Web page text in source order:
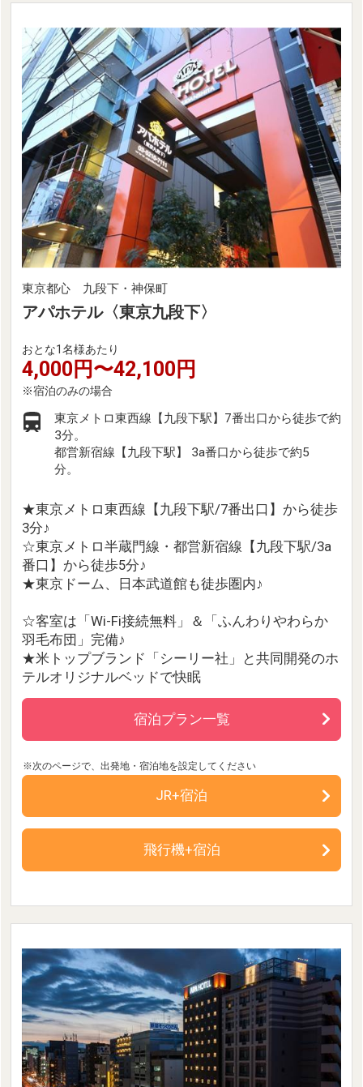
東京都心 九段下・神保町
アパホテル〈東京九段下〉
おとな1名様あたり
4,000円〜42,100円
東京メトロ東西線【九段下駅】7番出口から徒歩で約
3分。
都営新宿線【九段下駅】 3a番口から徒歩で約5
分。
★東京メトロ東西線【九段下駅/7番出口】から徒歩
3分♪
☆東京メトロ半蔵門線・都営新宿線【九段下駅/3a
番口】から徒歩5分♪
★東京ドーム、日本武道館も徒歩圏内♪
☆客室は「Wi-Fi接続無料」＆「ふんわりやわらか
羽毛布団」完備♪
★米トップブランド「シーリー社」と共同開発のホ
テルオリジナルベッドで快眠
宿泊プラン一覧
JR+宿泊
飛行機+宿泊